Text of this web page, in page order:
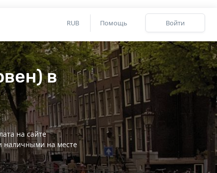
RUB Помощь Войти
в
на сайте
наличными на месте